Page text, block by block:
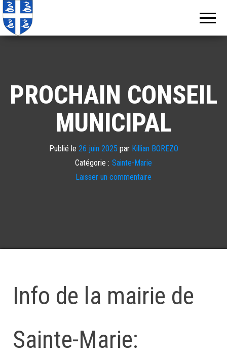
PROCHAIN CONSEIL
MUNICIPAL
Publié le 26 juin 2025 par Killian BOREZO
Catégorie : Sainte-Marie
Laisser un commentaire
Info de la mairie de
Sainte-Marie: